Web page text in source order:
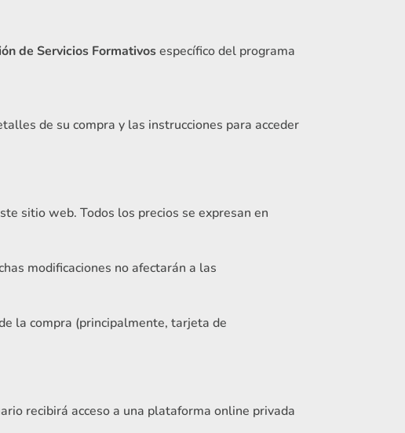
de Servicios Formativosespecífico del programa
de su compra y las instrucciones para acceder
sitio web. Todos los precios se expresan en
modificaciones no afectarán a las
la compra (principalmente, tarjeta de
recibirá acceso a una plataforma online privada